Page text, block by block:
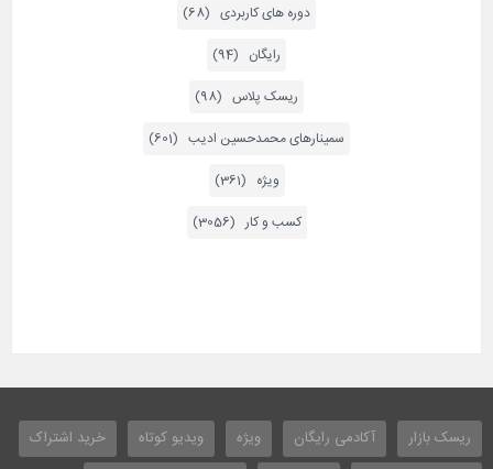
دوره های کاربردی (68)
رایگان (94)
ریسک پلاس (98)
سمینارهای محمدحسین ادیب (601)
ویژه (361)
کسب و کار (3056)
ریسک بازار آکادمی رایگان ویژه ویدیو کوتاه
خرید اشتراک